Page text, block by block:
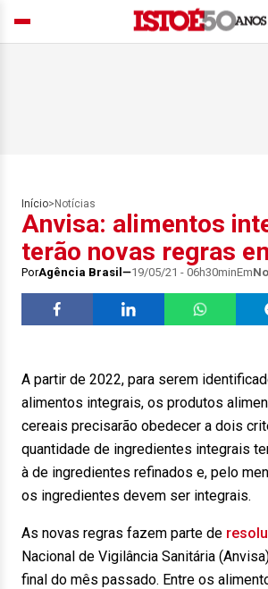
Início> Notícias
Anvisa: alimentos
terão novas regras
PorAgência Brasil 19/05/21 - 06h30minEm
A partir de 2022, para serem
alimentos integrais, os produtos
cereais precisarão obedecer a dois
quantidade de ingredientes integrais
à de ingredientes refinados e, pelo
os ingredientes devem ser integrais.
As novas regras fazem parte de
Nacional de Vigilância Sanitária
final do mês passado. Entre os